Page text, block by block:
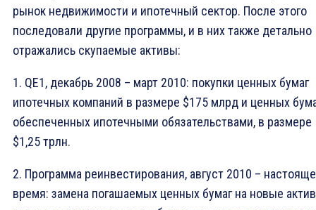
рынок недвижимости и ипотечный сектор. После этого
последовали другие программы, и в них также детально
отражались скупаемые активы:
1. QE1, декабрь 2008 – март 2010: покупки ценных бумаг
ипотечных компаний в размере $175 млрд и ценных
обеспеченных ипотечными обязательствами, в размере
$1,25 трлн.
2. Программа реинвестирования, август 2010 –
время: замена погашаемых ценных бумаг на новые